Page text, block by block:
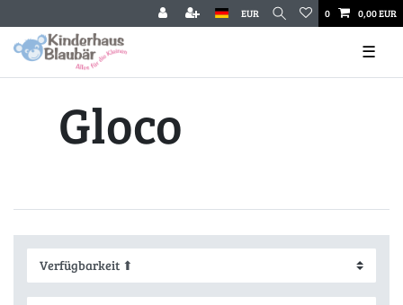
EUR 0 0,00 EUR
☰
Gloco